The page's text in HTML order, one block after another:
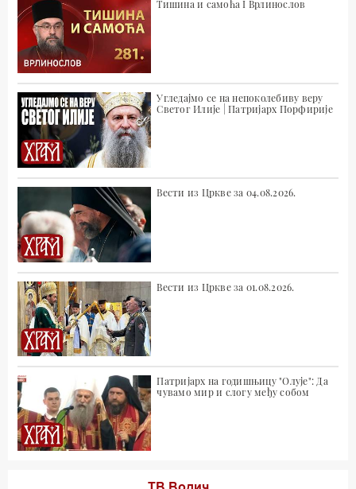
Тишина и самоћа I Врлинослов
Угледајмо се на непоколебиву веру
Светог Илије | Патријарх Порфирије
Вести из Цркве за 04.08.2026.
Вести из Цркве за 01.08.2026.
Патријарх на годишњицу "Олује": Да
чувамо мир и слогу међу собом